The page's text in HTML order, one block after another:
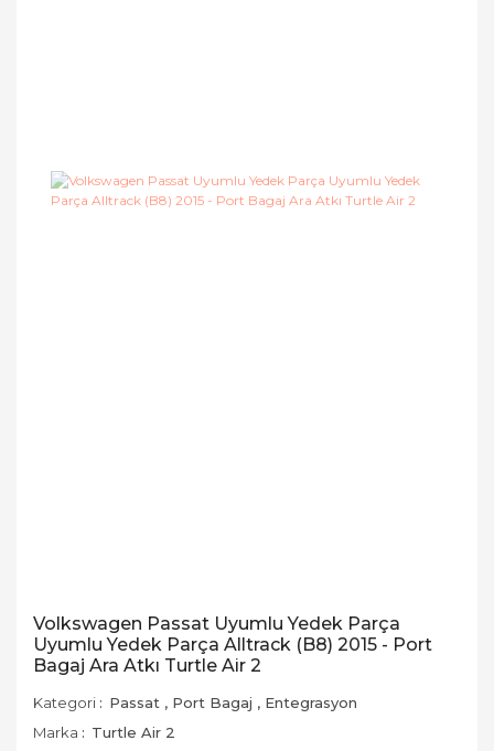
Volkswagen Passat Uyumlu Yedek Parça
Uyumlu Yedek Parça Alltrack (B8) 2015 - Port
Bagaj Ara Atkı Turtle Air 2
Kategori Passat , Port Bagaj , Entegrasyon
Marka
Turtle Air 2